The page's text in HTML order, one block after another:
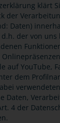
klärt
der
Daten)
der von
auf YouTube,
dem
Daten,
4 der